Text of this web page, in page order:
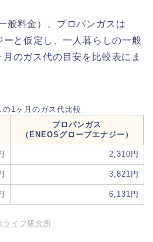
般料金）、プロパンガスは
と仮定し、一人暮らしの一般
のガス代の目安を比較表にま
の1ヶ月のガス代比較
プロパンガス
（ENEOSグローブエナジー）
2,310円
3,821円
6,131円
ライフ研究所